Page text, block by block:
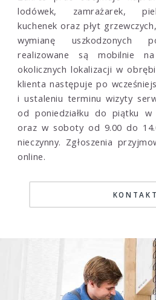
lodówek, zamrażarek,
kuchenek oraz płyt
wymianę uszkodzonych
realizowane są mobilnie
okolicznych lokalizacji w
klienta następuje po
i ustaleniu terminu wizyty
od poniedziałku do piątku w
oraz w soboty od 9.00 do
nieczynny. Zgłoszenia
online.
KONTAKT